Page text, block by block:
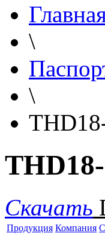
\
\
Скачать
Продукция Компания